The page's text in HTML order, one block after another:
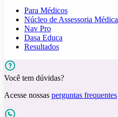
Para Médicos
Núcleo de Assessoria Médica
Nav Pro
Dasa Educa
Resultados
Você tem dúvidas?
Acesse nossas perguntas frequentes